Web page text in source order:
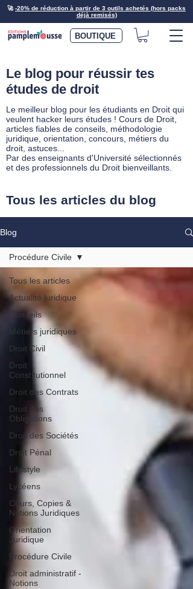
🚀-20% de réduction à partir de 3 outils achetés (hors packs
déjà remisés)
BOUTIQUE
Le blog pour réussir tes
études de droit
Le meilleur blog pour les étudiants en Droit qui
veulent hacker leurs études ! Cours de Droit,
articles fiables de conseils, méthodologie
juridique, orientation, concours, métiers du
droit, astuces...
Par des enseignants d'Université sélectionnés
et des professionnels du Droit bienveillants.
Tous les articles du blog
Blog
Tous les articles
Actualité juridique
Conseils
Métiers juridiques
Droit Civil
Droit
Constitutionnel
Droit des Contrats
Droit des
Obligations
Droit des Sociétés
Droit Pénal
Lifestyle
Lycéens
Cours, Copies &
Notions Juridiques
Orientation
Juridique
Procédure Civile
Droit administratif -
Notions
Procédure Civile